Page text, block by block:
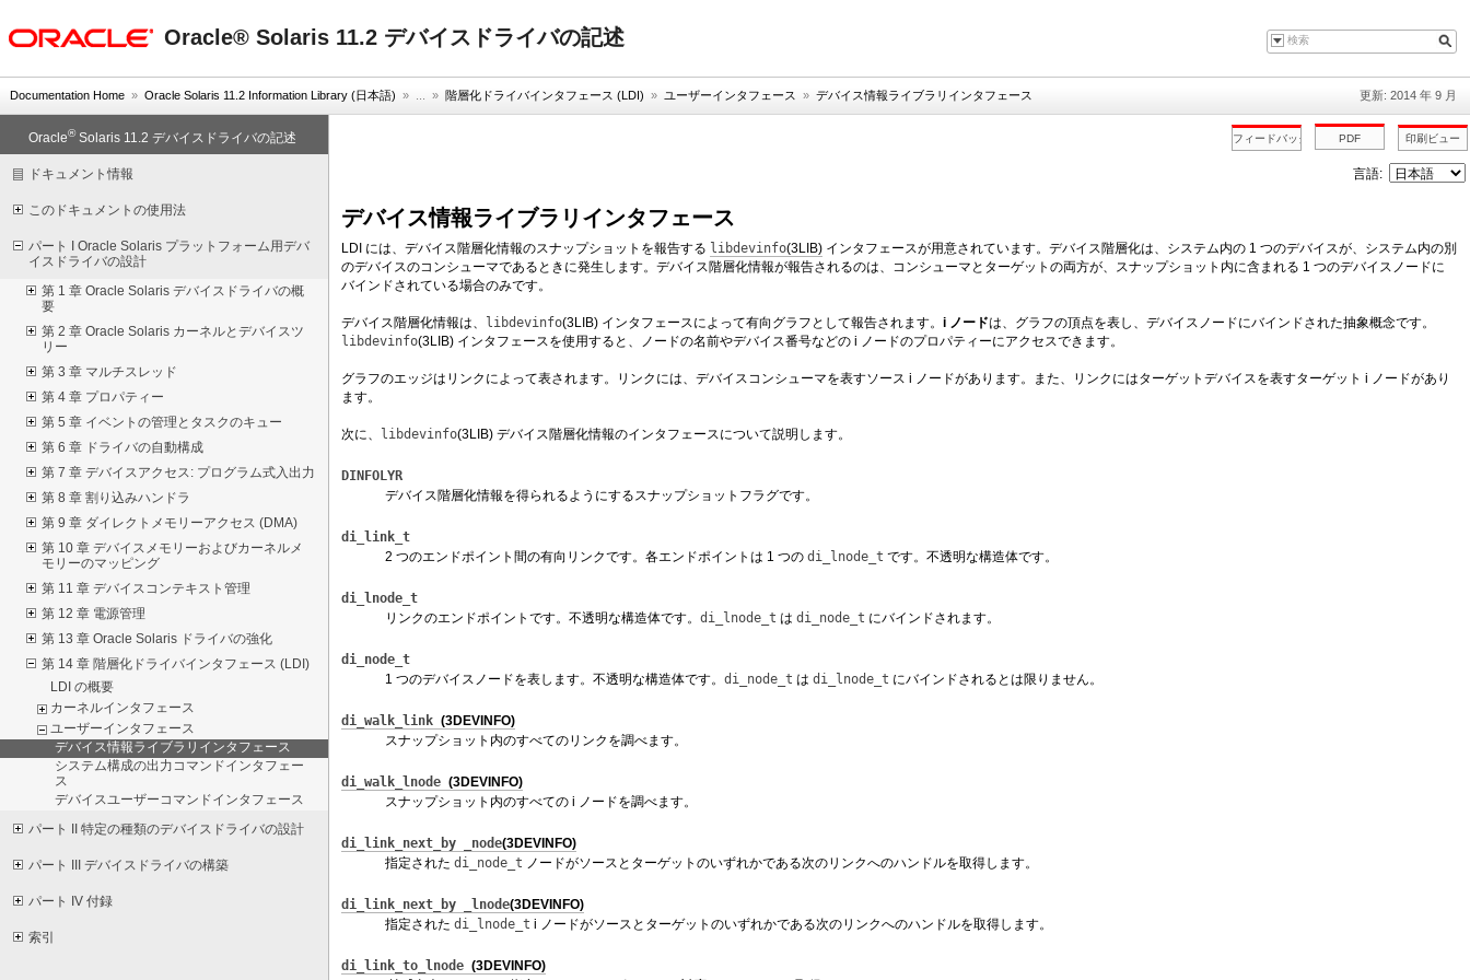
Oracle® Solaris 11.2 デバイスドライバの記述
Documentation Home » Oracle Solaris 11.2 Information Library (日本語) » ... » 階層化ドライバインタフェース (LDI) » ユーザーインタフェース » デバイス情報ライブラリインタフェース 更新: 2014 年 9 月
Oracle®Solaris 11.2 デバイスドライバの記述
ドキュメント情報
このドキュメントの使用法
パート I Oracle Solaris プラットフォーム用デバ
イスドライバの設計
第 1 章 Oracle Solaris デバイスドライバの概
要
第 2 章 Oracle Solaris カーネルとデバイスツ
リー
第 3 章 マルチスレッド
第 4 章 プロパティー
第 5 章 イベントの管理とタスクのキュー
第 6 章 ドライバの自動構成
第 7 章 デバイスアクセス: プログラム式入出力
第 8 章 割り込みハンドラ
第 9 章 ダイレクトメモリーアクセス (DMA)
第 10 章 デバイスメモリーおよびカーネルメ
モリーのマッピング
第 11 章 デバイスコンテキスト管理
第 12 章 電源管理
第 13 章 Oracle Solaris ドライバの強化
第 14 章 階層化ドライバインタフェース (LDI)
LDI の概要
カーネルインタフェース
ユーザーインタフェース
デバイス情報ライブラリインタフェース
システム構成の出力コマンドインタフェー
ス
デバイスユーザーコマンドインタフェース
パート II 特定の種類のデバイスドライバの設計
パート III デバイスドライバの構築
パート IV 付録
索引
言語:
デバイス情報ライブラリインタフェース
LDI には、デバイス階層化情報のスナップショットを報告する libdevinfo(3LIB) インタフェースが用意されています。デバイス階層化は、システム内の 1 つのデバイスが、システム内の別
のデバイスのコンシューマであるときに発生します。デバイス階層化情報が報告されるのは、コンシューマとターゲットの両方が、スナップショット内に含まれる 1 つのデバイスノードに
バインドされている場合のみです。
デバイス階層化情報は、 libdevinfo(3LIB) インタフェースによって有向グラフとして報告されます。 i ノードは、グラフの頂点を表し、デバイスノードにバインドされた抽象概念です。
libdevinfo(3LIB) インタフェースを使用すると、ノードの名前やデバイス番号などの i ノードのプロパティーにアクセスできます。
グラフのエッジはリンクによって表されます。リンクには、デバイスコンシューマを表すソース i ノードがあります。また、リンクにはターゲットデバイスを表すターゲット i ノードがあり
ます。
次に、 libdevinfo(3LIB) デバイス階層化情報のインタフェースについて説明します。
DINFOLYR
デバイス階層化情報を得られるようにするスナップショットフラグです。
di_link_t
2 つのエンドポイント間の有向リンクです。各エンドポイントは 1 つの di_lnode_t です。不透明な構造体です。
di_lnode_t
リンクのエンドポイントです。不透明な構造体です。 di_lnode_t は di_node_t にバインドされます。
di_node_t
1 つのデバイスノードを表します。不透明な構造体です。 di_node_t は di_lnode_t にバインドされるとは限りません。
di_walk_link (3DEVINFO)
スナップショット内のすべてのリンクを調べます。
di_walk_lnode (3DEVINFO)
スナップショット内のすべての i ノードを調べます。
di_link_next_by _node(3DEVINFO)
指定された di_node_t ノードがソースとターゲットのいずれかである次のリンクへのハンドルを取得します。
di_link_next_by _lnode(3DEVINFO)
指定された di_lnode_t i ノードがソースとターゲットのいずれかである次のリンクへのハンドルを取得します。
di_link_to_lnode (3DEVINFO)